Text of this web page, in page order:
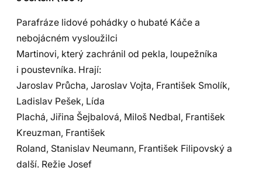
Parafráze lidové pohádky o hubaté Káče a
nebojácném vysloužilci
Martinovi, který zachránil od pekla, loupežníka
i poustevníka. Hrají:
Jaroslav Průcha, Jaroslav Vojta, František Smolík,
Ladislav Pešek, Lída
Plachá, Jiřina Šejbalová, Miloš Nedbal, František
Kreuzman, František
Roland, Stanislav Neumann, František Filipovský a
další. Režie Josef